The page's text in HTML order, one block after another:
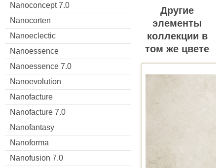
Nanoconcept 7.0
Nanocorten
Nanoeclectic
Nanoessence
Nanoessence 7.0
Nanoevolution
Nanofacture
Nanofacture 7.0
Nanofantasy
Nanoforma
Nanofusion 7.0
Другие
элементы
коллекции в
том же цвете